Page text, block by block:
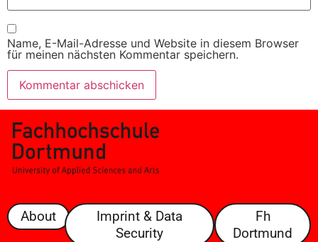
Name, E-Mail-Adresse und Website in diesem Browser
für meinen nächsten Kommentar speichern.
About
Imprint & Data
Security
Fh
Dortmund